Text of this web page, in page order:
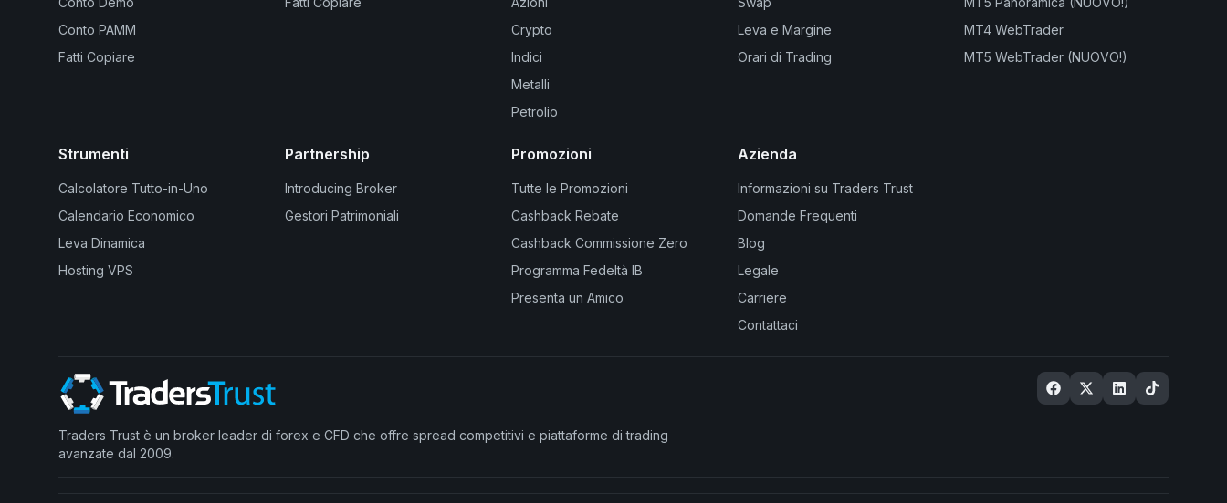
Conto PAMM
Fatti Copiare
Crypto
Indici
Metalli
Petrolio
Leva e Margine
Orari di Trading
MT4 WebTrader
MT5 WebTrader (NUOVO!)
Strumenti
Calcolatore Tutto-in-Uno
Calendario Economico
Leva Dinamica
Hosting VPS
Partnership
Introducing Broker
Gestori Patrimoniali
Promozioni
Tutte le Promozioni
Cashback Rebate
Cashback Commissione Zero
Programma Fedeltà IB
Presenta un Amico
Azienda
Informazioni su Traders Trust
Domande Frequenti
Blog
Legale
Carriere
Contattaci
Traders Trust è un broker leader di forex e CFD che offre spread competitivi e piattaforme di trading
avanzate dal 2009.